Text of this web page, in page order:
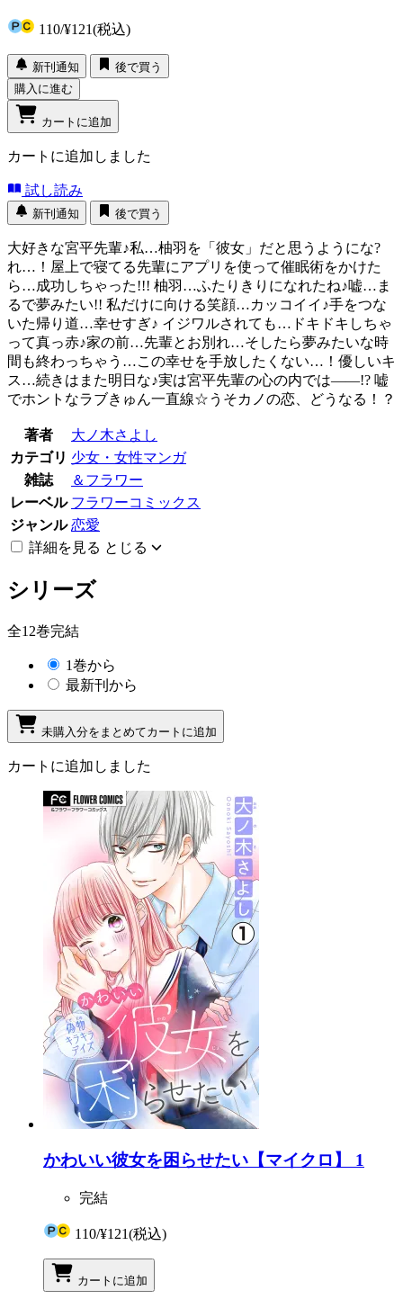
110/¥121(税込)
新刊通知
後で買う
購入に進む
カートに追加
カートに追加しました
試し読み
新刊通知 後で買う
大好きな宮平先輩♪私…柚羽を「彼女」だと思うようにな?
れ…！屋上で寝てる先輩にアプリを使って催眠術をかけた
ら…成功しちゃった!!! 柚羽…ふたりきりになれたね♪嘘…ま
るで夢みたい!! 私だけに向ける笑顔…カッコイイ♪手をつな
いた帰り道…幸せすぎ♪ イジワルされても…ドキドキしちゃ
って真っ赤♪家の前…先輩とお別れ…そしたら夢みたいな時
間も終わっちゃう…この幸せを手放したくない…！優しいキ
ス…続きはまた明日な♪実は宮平先輩の心の内では――!? 嘘
でホントなラブきゅん一直線☆うそカノの恋、どうなる！？
著者
大ノ木さよし
カテゴリ 少女・女性マンガ
雑誌
＆フラワー
レーベル フラワーコミックス
ジャンル 恋愛
詳細を見る とじる
シリーズ
全12巻完結
1巻から
最新刊から
未購入分をまとめてカートに追加
カートに追加しました
かわいい彼女を困らせたい【マイクロ】 1
完結
110/¥121(税込)
カートに追加